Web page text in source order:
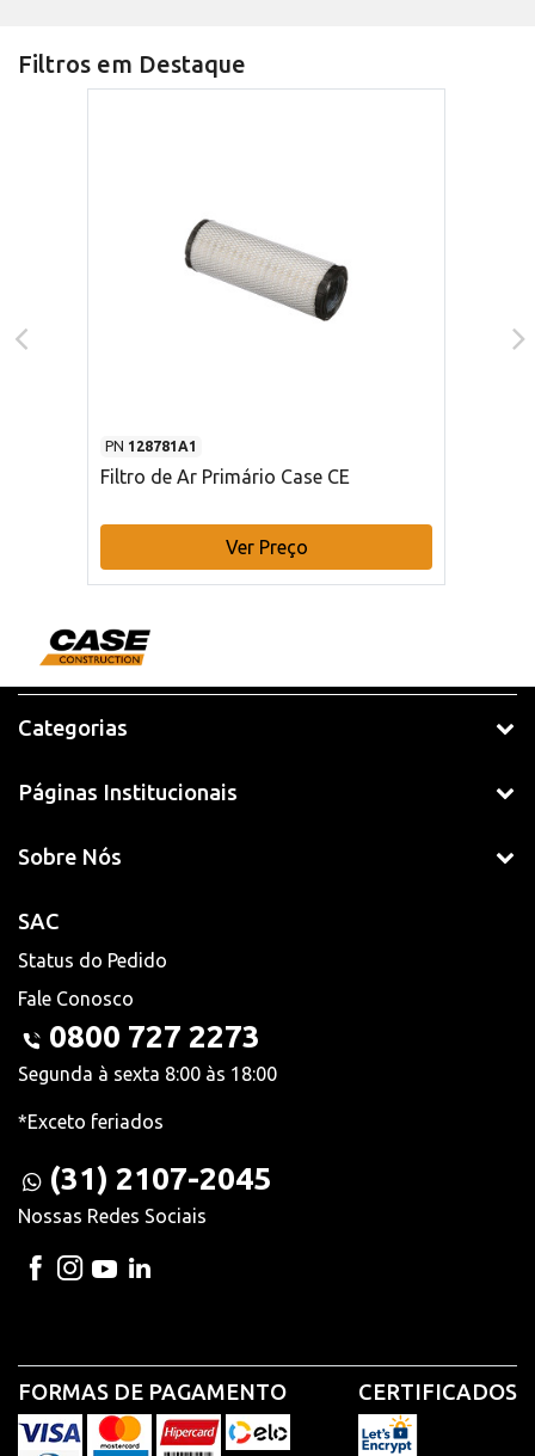
Filtros em Destaque
PN 128781A1
Filtro de Ar Primário Case CE
Ver Preço
Categorias
Páginas Institucionais
Sobre Nós
SAC
Status do Pedido
Fale Conosco
0800 727 2273
Segunda à sexta 8:00 às 18:00
*Exceto feriados
(31) 2107-2045
Nossas Redes Sociais
FORMAS DE PAGAMENTO CERTIFICADOS